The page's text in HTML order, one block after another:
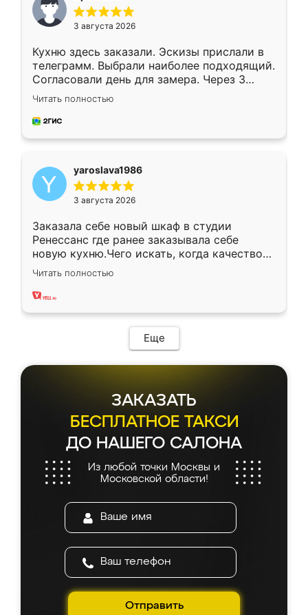
3 августа 2026
Кухню здесь заказали. Эскизы прислали в
телеграмм. Выбрали наиболее подходящий.
Согласовали день для замера. Через 3
недели кухня была уже готова. Остались
довольны работой. Спасибо Ренессанс
мебель за качественную работу!
Читать полностью
yaroslava1986
3 августа 2026
Заказала себе новый шкаф в студии
Ренессанс где ранее заказывала себе
новую кухню.Чего искать, когда качеством
вполне довольна. Служит кухня уже почти
два года, нареканий нет.
Читать полностью
Еще
ЗАКАЗАТЬ
БЕСПЛАТНОЕ ТАКСИ
ДО НАШЕГО САЛОНА
Из любой точки Москвы и
Московской области!
Отправить